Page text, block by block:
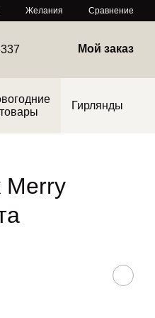
Желания Сравнение
Мой заказ
товары
Гирлянды
Merry